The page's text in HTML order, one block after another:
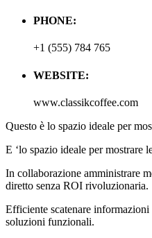
PHONE:
+1 (555) 784 765
WEBSITE:
www.classikcoffee.com
Questo è lo spazio ideale per
E ‘lo spazio ideale per mostrare
In collaborazione amministrare
diretto senza ROI rivoluzionaria.
Efficiente scatenare informazioni
soluzioni funzionali.